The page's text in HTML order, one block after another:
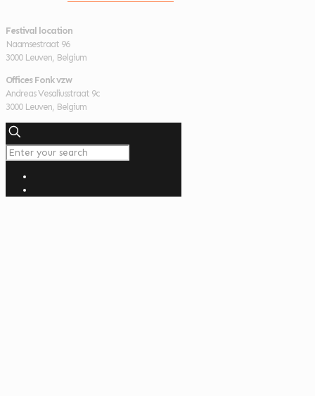
Festival location
Naamsestraat 96
3000 Leuven, Belgium
Offices Fonk vzw
Andreas Vesaliusstraat 9c
3000 Leuven, Belgium